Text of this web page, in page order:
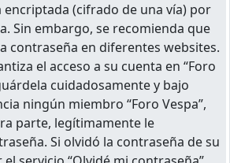
encriptada (cifrado de una vía) por
Sin embargo, se recomienda que
contraseña en diferentes websites.
el acceso a su cuenta en “Foro
cuidadosamente y bajo
ningún miembro “Foro Vespa”,
parte, legítimamente le
Si olvidó la contraseña de su